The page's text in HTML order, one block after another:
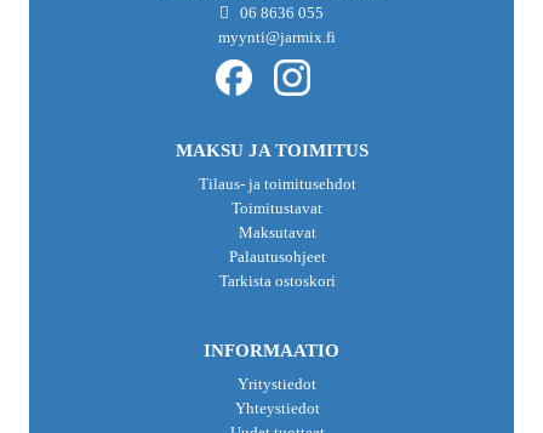
06 8636 055
myynti@jarmix.fi
MAKSU JA TOIMITUS
Tilaus- ja toimitusehdot
Toimitustavat
Maksutavat
Palautusohjeet
Tarkista ostoskori
INFORMAATIO
Yritystiedot
Yhteystiedot